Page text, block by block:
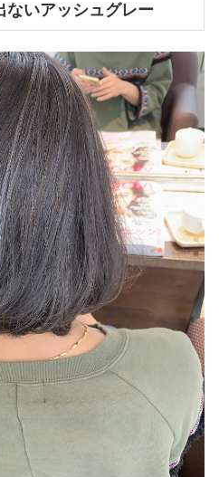
ないアッシュグレー